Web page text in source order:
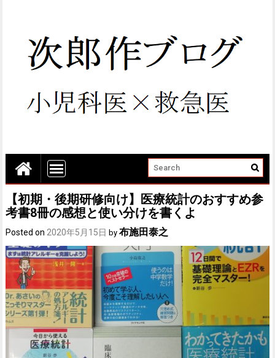
【初期・後期研修向け】医療統計のおすすめ参
考書8冊の感想と使い分けを書くよ
Posted on 2020年5月15日 by布施田泰之